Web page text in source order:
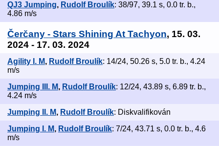
QJ3 Jumping, Rudolf Broulík: 38/97, 39.1 s, 0.0 tr. b.,
4.86 m/s
Čerčany - Stars Shining At Tachyon, 15. 03.
2024 - 17. 03. 2024
Agility I. M, Rudolf Broulík: 14/24, 50.26 s, 5.0 tr. b., 4.24
m/s
Jumping III. M, Rudolf Broulík: 12/24, 43.89 s, 6.89 tr. b.,
4.24 m/s
Jumping II. M, Rudolf Broulík: Diskvalifikován
Jumping I. M, Rudolf Broulík: 7/24, 43.71 s, 0.0 tr. b., 4.6
m/s